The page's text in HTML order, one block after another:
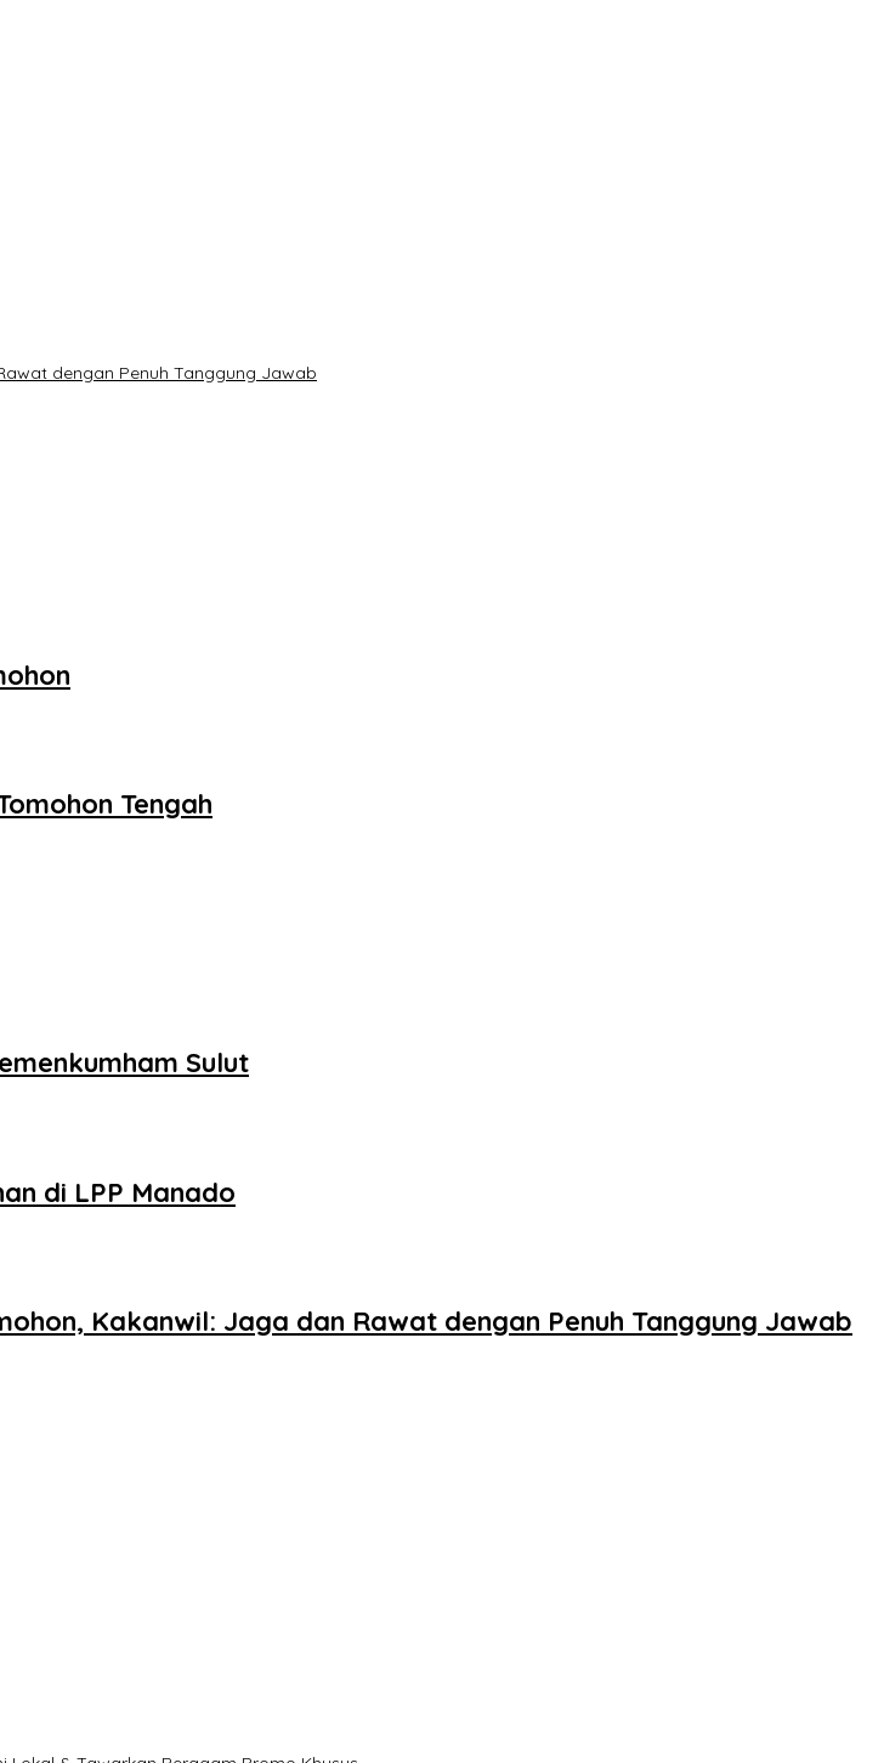
dengan Penuh Tanggung Jawab
Tengah
Sulut
di LPP Manado
Kakanwil: Jaga dan Rawat dengan Penuh Tanggung Jawab